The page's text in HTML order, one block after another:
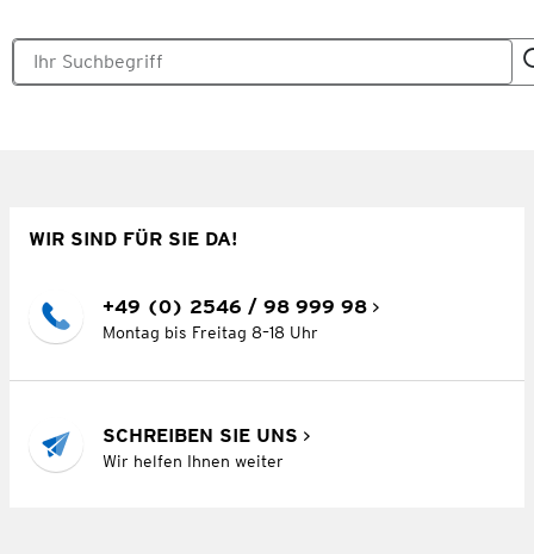
WIR SIND FÜR SIE DA!
+49 (0) 2546 / 98 999 98
Montag bis Freitag 8–18 Uhr
SCHREIBEN SIE UNS
Wir helfen Ihnen weiter